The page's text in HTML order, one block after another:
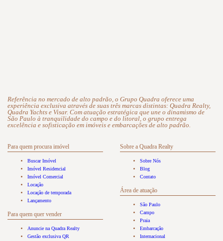
Referência no mercado de alto padrão, o Grupo Quadra oferece uma
experiência exclusiva através de suas três marcas distintas: Quadra Realty,
Quadra Yachts e Visar. Com atuação estratégica que une o dinamismo de
São Paulo à tranquilidade do campo e do litoral, o grupo entrega
excelência e sofisticação em imóveis e embarcações de alto padrão.
Para quem procura imóvel
Buscar Imóvel
Imóvel Residencial
Imóvel Comercial
Locação
Locação de temporada
Lançamento
Para quem quer vender
Anuncie na Quadra Realty
Gestão exclusiva QR
Sobre a Quadra Realty
Sobre Nós
Blog
Contato
Área de atuação
São Paulo
Campo
Praia
Embarcação
Internacional